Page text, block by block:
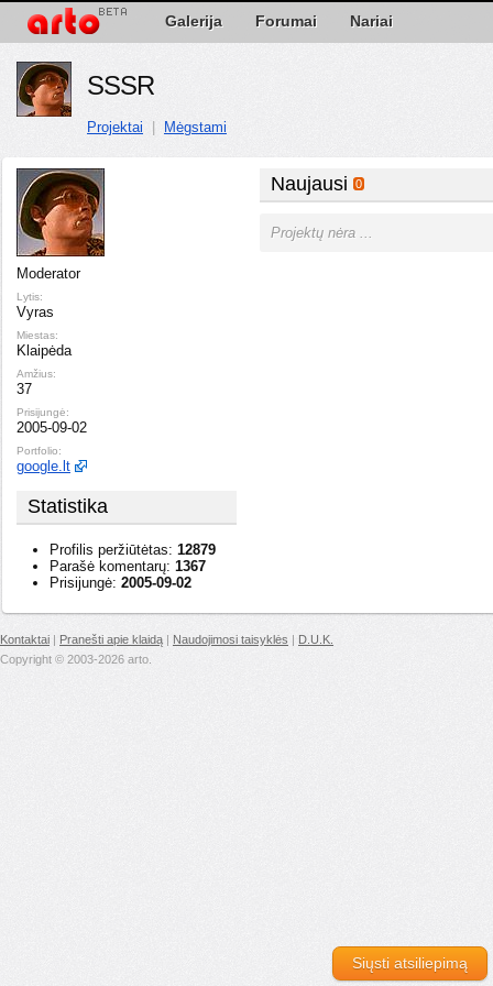
Galerija Forumai Nariai
Siųsti atsiliepimą
SSSR
Projektai Mėgstami
Moderator
Lytis:
Vyras
Miestas:
Klaipėda
Amžius:
37
Prisijungė:
2005-09-02
Portfolio:
google.lt
Statistika
Profilis peržiūtėtas: 12879
Parašė komentarų: 1367
Prisijungė: 2005-09-02
Naujausi 0
Projektų nėra ...
Kontaktai | Pranešti apie klaidą | Naudojimosi taisyklės | D.U.K.
Copyright © 2003-2026 arto.